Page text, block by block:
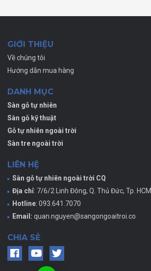
GIỚI THIỆU
Về chúng tôi
Hướng dẫn mua hàng
DANH MỤC
Sàn gỗ tự nhiên
Sàn gỗ kỹ thuật
Gỗ tự nhiên ngoài trời
Sàn tre ngoài trời
LIÊN HỆ
Sàn gỗ tự nhiên ngoài trời CQ
Địa chỉ: 7/6/2 Linh Đông, Q. Thủ Đức, Tp. HCM
Hotline: 093.641.7070
Email: quan.nguyen@sangongoaitroi.co
CHIA SẺ